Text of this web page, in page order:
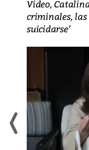
Video,
criminales, las
suicidarse’